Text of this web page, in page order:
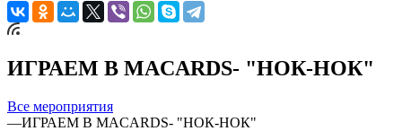
ИГРАЕМ В MACARDS- "НОК-НОК"
Все мероприятия
—ИГРАЕМ В MACARDS- "НОК-НОК"